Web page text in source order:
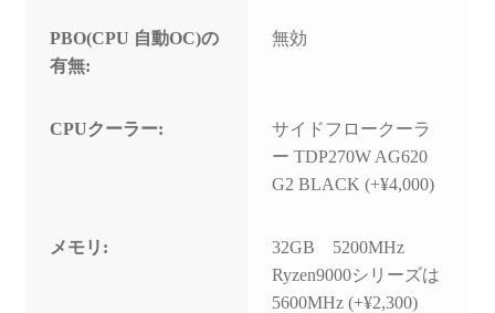
PBO(CPU 自動OC)の
有無:
無効
CPUクーラー:
サイドフロークーラ
ー TDP270W AG620
G2 BLACK (+¥4,000)
メモリ:
32GB 5200MHz
Ryzen9000シリーズは
5600MHz (+¥2,300)